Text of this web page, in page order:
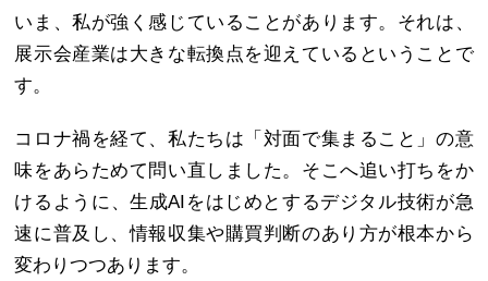
いま、私が強く感じていることがあります。それは、
展示会産業は大きな転換点を迎えているということで
す。
コロナ禍を経て、私たちは「対面で集まること」の意
味をあらためて問い直しました。そこへ追い打ちをか
けるように、生成AIをはじめとするデジタル技術が急
速に普及し、情報収集や購買判断のあり方が根本から
変わりつつあります。